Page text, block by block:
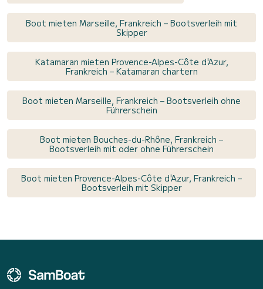
Boot mieten Marseille, Frankreich – Bootsverleih mit
Skipper
Katamaran mieten Provence-Alpes-Côte d'Azur,
Frankreich – Katamaran chartern
Boot mieten Marseille, Frankreich – Bootsverleih ohne
Führerschein
Boot mieten Bouches-du-Rhône, Frankreich –
Bootsverleih mit oder ohne Führerschein
Boot mieten Provence-Alpes-Côte d'Azur, Frankreich –
Bootsverleih mit Skipper